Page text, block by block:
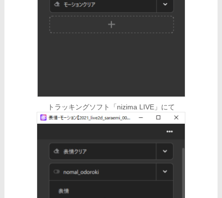
トラッキングソフト「nizima LIVE」にて